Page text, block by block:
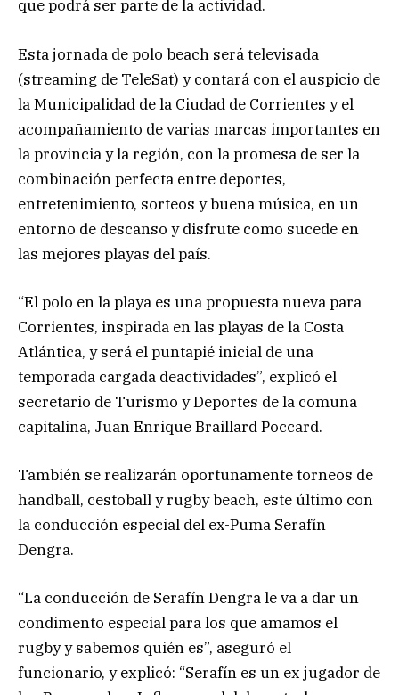
que podrá ser parte de la actividad.
Esta jornada de polo beach será televisada
(streaming de TeleSat) y contará con el auspicio de
la Municipalidad de la Ciudad de Corrientes y el
acompañamiento de varias marcas importantes en
la provincia y la región, con la promesa de ser la
combinación perfecta entre deportes,
entretenimiento, sorteos y buena música, en un
entorno de descanso y disfrute como sucede en
las mejores playas del país.
“El polo en la playa es una propuesta nueva para
Corrientes, inspirada en las playas de la Costa
Atlántica, y será el puntapié inicial de una
temporada cargada deactividades”, explicó el
secretario de Turismo y Deportes de la comuna
capitalina, Juan Enrique Braillard Poccard.
También se realizarán oportunamente torneos de
handball, cestoball y rugby beach, este último con
la conducción especial del ex-Puma Serafín
Dengra.
“La conducción de Serafín Dengra le va a dar un
condimento especial para los que amamos el
rugby y sabemos quién es”, aseguró el
funcionario, y explicó: “Serafín es un ex jugador de